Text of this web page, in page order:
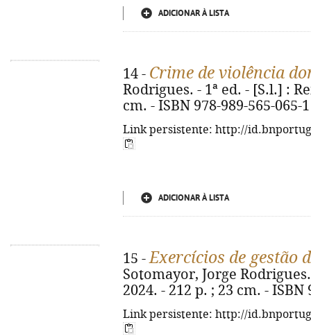
ADICIONAR À LISTA
14 - Crime de violência
Rodrigues. - 1ª ed. - [S.l.] :
cm. - ISBN 978-989-565-065-1
Link persistente: http://
ADICIONAR À LISTA
15 -Exercícios de gestão
Sotomayor, Jorge
2024. - 212 p. ; 23 cm. - ISBN
Link persistente: http://